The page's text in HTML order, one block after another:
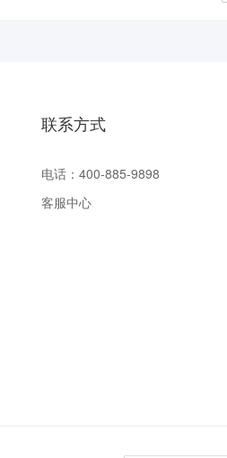
联系方式
电话：400-885-9898
客服中心